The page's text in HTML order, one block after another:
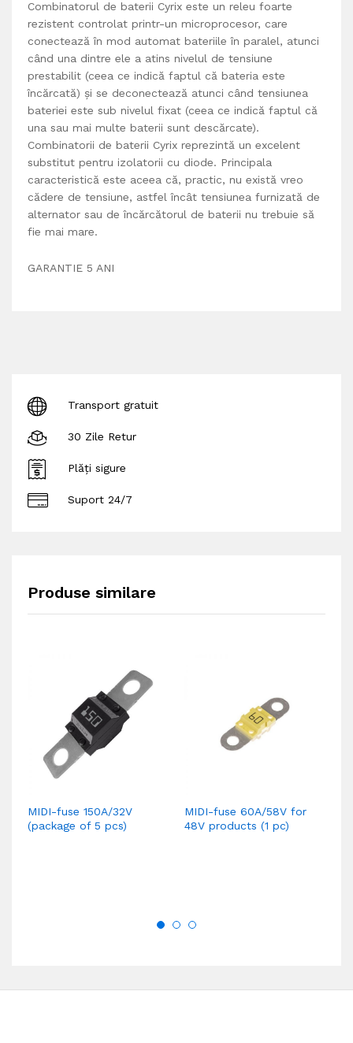
Combinatorul de baterii Cyrix este un releu foarte
rezistent controlat printr-un microprocesor, care
conectează în mod automat bateriile în paralel, atunci
când una dintre ele a atins nivelul de tensiune
prestabilit (ceea ce indică faptul că bateria este
încărcată) şi se deconectează atunci când tensiunea
bateriei este sub nivelul fixat (ceea ce indică faptul că
una sau mai multe baterii sunt descărcate).
Combinatorii de baterii Cyrix reprezintă un excelent
substitut pentru izolatorii cu diode. Principala
caracteristică este aceea că, practic, nu există vreo
cădere de tensiune, astfel încât tensiunea furnizată de
alternator sau de încărcătorul de baterii nu trebuie să
fie mai mare.
GARANTIE 5 ANI
Transport gratuit
30 Zile Retur
Plăți sigure
Suport 24/7
Produse similare
MIDI-fuse 150A/32V
(package of 5 pcs)
MIDI-fuse 60A/58V for
48V products (1 pc)